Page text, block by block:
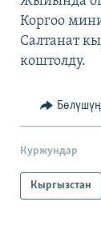
Коргоо
Салтанат
коштолду.
Куржундар
Кыргызстан